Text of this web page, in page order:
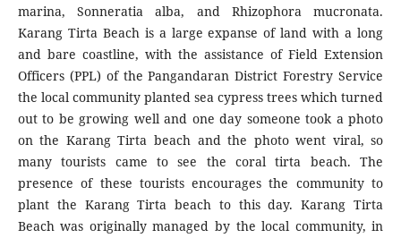
marina, Sonneratia alba, and Rhizophora mucronata.
Karang Tirta Beach is a large expanse of land with a long
and bare coastline, with the assistance of Field Extension
Officers (PPL) of the Pangandaran District Forestry Service
the local community planted sea cypress trees which turned
out to be growing well and one day someone took a photo
on the Karang Tirta beach and the photo went viral, so
many tourists came to see the coral tirta beach. The
presence of these tourists encourages the community to
plant the Karang Tirta beach to this day. Karang Tirta
Beach was originally managed by the local community, in